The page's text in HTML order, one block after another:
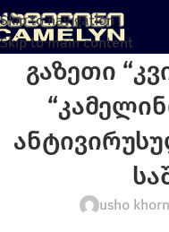
Skip to navigation
Skip to main content
გაზეთი
usho